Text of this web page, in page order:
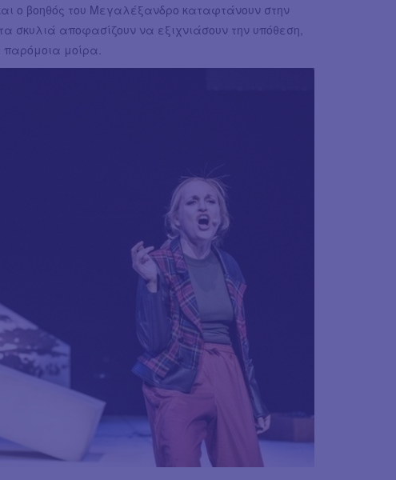
ο βοηθός του Μεγαλέξανδρο καταφτάνουν στην
αποφασίζουν να εξιχνιάσουν την υπόθεση,
παρόμοια μοίρα.